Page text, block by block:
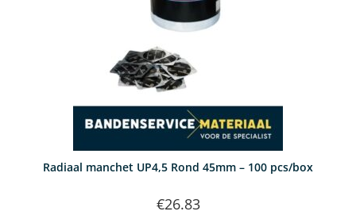
Radiaal manchet UP4,5 Rond 45mm – 100 pcs/box
€26.83